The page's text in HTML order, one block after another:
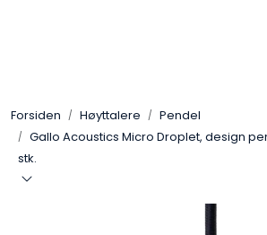
Forsiden Høyttalere
Pendel
Gallo Acoustics Micro Droplet, design
stk.
SONOS
Smarthus